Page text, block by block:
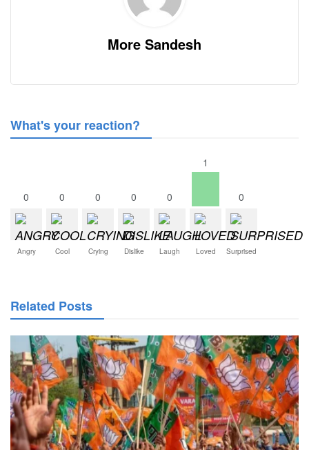
More Sandesh
What's your reaction?
0
Angry
0
Cool
0
Crying
0
Dislike
0
Laugh
1
Loved
0
Surprised
Related Posts